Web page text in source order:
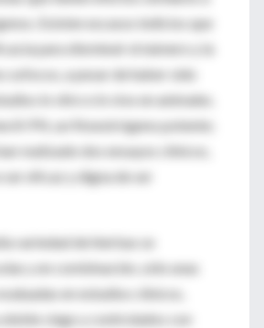
Existen escasos indicios que
para disminuir el número y la
sofocos, a pesar de haber sido
in vitro e in vivo en animales.
8-PN, un fitoestrógeno potente;
realizado dos ensayos clínicos,
eficaz y digna de ser
variedad de hierbas se
y en combinación, sólo unas
en estudios clínicos,
doble ciego y controlados con